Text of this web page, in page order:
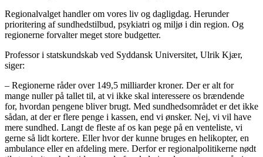
Regionalvalget handler om vores liv og dagligdag. Herunder
prioritering af sundhedstilbud, psykiatri og miljø i din region. Og
regionerne forvalter meget store budgetter.
Professor i statskundskab ved Syddansk Universitet, Ulrik Kjær,
siger:
– Regionerne råder over 149,5 milliarder kroner. Der er alt for
mange nuller på tallet til, at vi ikke skal interessere os brændende
for, hvordan pengene bliver brugt. Med sundhedsområdet er det ikke
sådan, at der er flere penge i kassen, end vi ønsker. Nej, vi vil have
mere sundhed. Langt de fleste af os kan pege på en venteliste, vi
gerne så lidt kortere. Eller hvor der kunne bruges en helikopter, en
ambulance eller en afdeling mere. Derfor er regionalpolitikerne nødt